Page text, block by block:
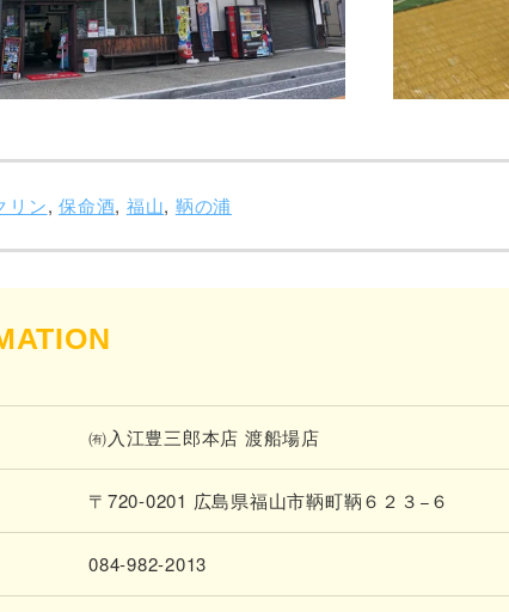
リン, 保命酒, 福山, 鞆の浦
㈲入江豊三郎本店 渡船場店
〒720-0201 広島県福山市鞆町鞆６２３−６
084-982-2013